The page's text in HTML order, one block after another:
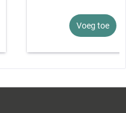
Voeg toe